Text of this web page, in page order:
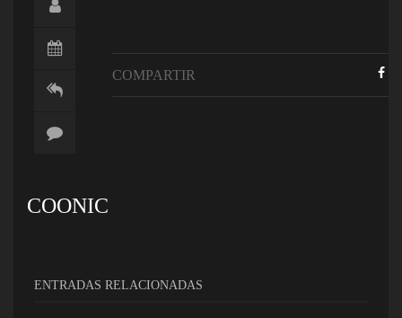
COMPARTIR
COONIC
ENTRADAS RELACIONADAS